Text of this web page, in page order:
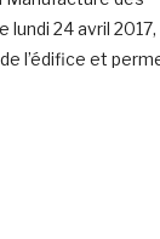
24 avril 2017,
l’édifice et